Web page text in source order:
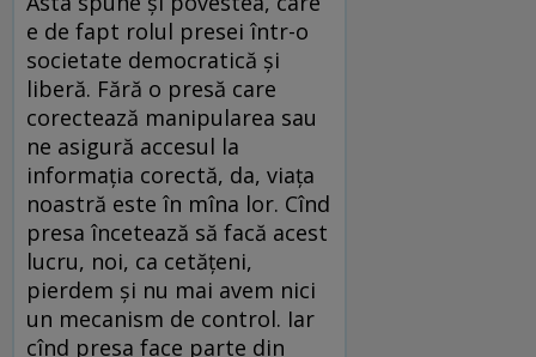
e de fapt rolul presei într-o
societate democratică și
liberă. Fără o presă care
corectează manipularea sau
ne asigură accesul la
informația corectă, da, viața
noastră este în mîna lor. Cînd
presa încetează să facă acest
lucru, noi, ca cetățeni,
pierdem și nu mai avem nici
un mecanism de control. Iar
cînd presa face parte din